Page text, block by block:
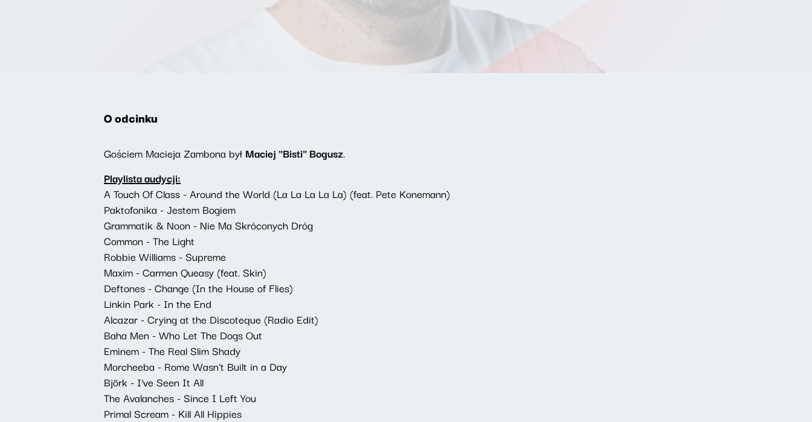
O odcinku
Gościem Macieja Zambona był Maciej "Bisti" Bogusz.
Playlista audycji:
A Touch Of Class - Around the World (La La La La La) (feat. Pete Konemann)
Paktofonika - Jestem Bogiem
Grammatik & Noon - Nie Ma Skróconych Dróg
Common - The Light
Robbie Williams - Supreme
Maxim - Carmen Queasy (feat. Skin)
Deftones - Change (In the House of Flies)
Linkin Park - In the End
Alcazar - Crying at the Discoteque (Radio Edit)
Baha Men - Who Let The Dogs Out
Eminem - The Real Slim Shady
Morcheeba - Rome Wasn't Built in a Day
Björk - I’ve Seen It All
The Avalanches - Since I Left You
Primal Scream - Kill All Hippies